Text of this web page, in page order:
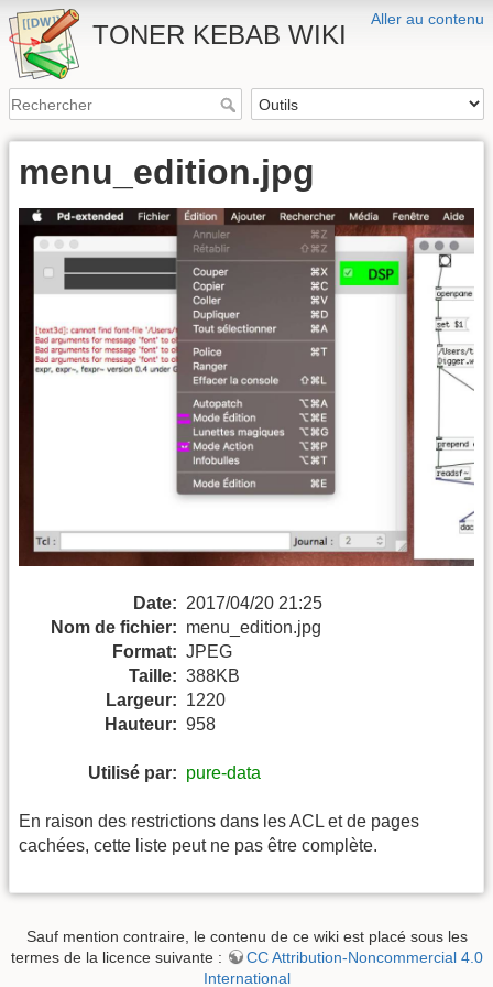
Aller au contenu
TONER KEBAB WIKI
menu_edition.jpg
Date: 2017/04/20 21:25
Nom de fichier: menu_edition.jpg
Format: JPEG
Taille: 388KB
Largeur: 1220
Hauteur: 958
Utilisé par: pure-data
En raison des restrictions dans les ACL et de pages
cachées, cette liste peut ne pas être complète.
Sauf mention contraire, le contenu de ce wiki est placé sous les
termes de la licence suivante :
CC Attribution-Noncommercial 4.0
International